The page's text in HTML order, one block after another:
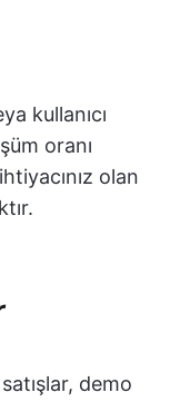
kullanıcı
oranı
olan
demo